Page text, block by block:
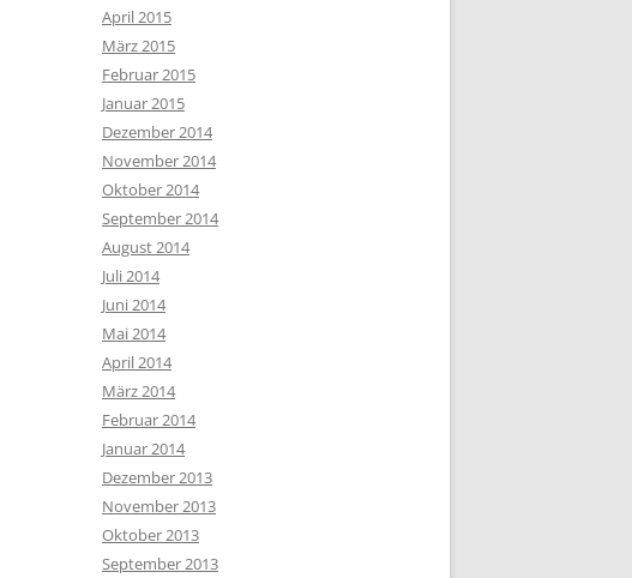
April 2015
März 2015
Februar 2015
Januar 2015
Dezember 2014
November 2014
Oktober 2014
September 2014
August 2014
Juli 2014
Juni 2014
Mai 2014
April 2014
März 2014
Februar 2014
Januar 2014
Dezember 2013
November 2013
Oktober 2013
September 2013